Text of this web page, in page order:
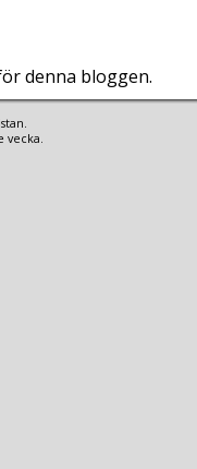
denna bloggen.
vecka.